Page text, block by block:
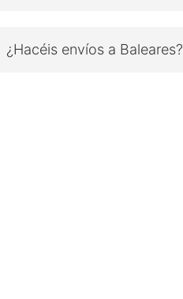
¿Hacéis envíos a Baleares?